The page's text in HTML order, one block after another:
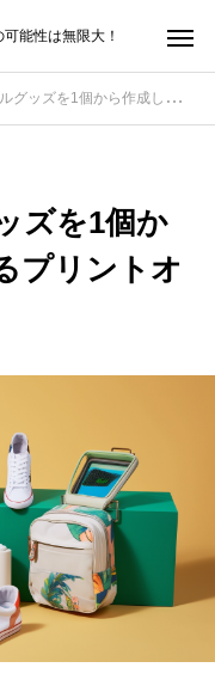
能性は無限大！
ら作成して販売できるプリントオンデマンド
ズを1個か
プリントオ